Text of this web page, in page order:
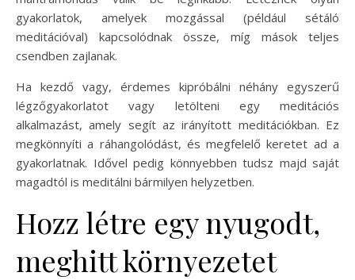
gyakorlatok, amelyek mozgással (például sétáló
meditációval) kapcsolódnak össze, míg mások teljes
csendben zajlanak.
Ha kezdő vagy, érdemes kipróbálni néhány egyszerű
légzőgyakorlatot vagy letölteni egy meditációs
alkalmazást, amely segít az irányított meditációkban. Ez
megkönnyíti a ráhangolódást, és megfelelő keretet ad a
gyakorlatnak. Idővel pedig könnyebben tudsz majd saját
magadtól is meditálni bármilyen helyzetben.
Hozz létre egy nyugodt,
meghitt környezetet